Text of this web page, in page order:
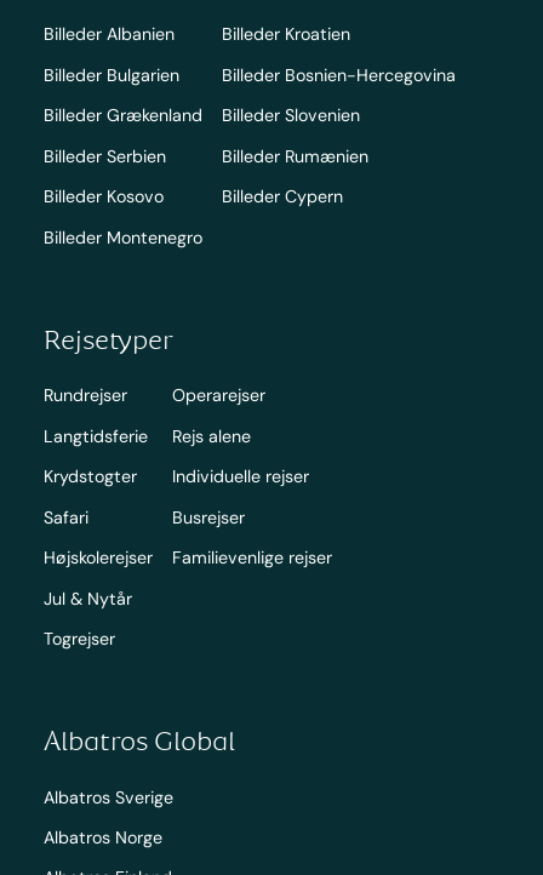
Billeder Albanien
Billeder Bulgarien
Billeder Grækenland
Billeder Serbien
Billeder Kosovo
Billeder Montenegro
Billeder Kroatien
Billeder Bosnien-Hercegovina
Billeder Slovenien
Billeder Rumænien
Billeder Cypern
Rejsetyper
Rundrejser
Langtidsferie
Krydstogter
Safari
Højskolerejser
Jul & Nytår
Togrejser
Operarejser
Rejs alene
Individuelle rejser
Busrejser
Familievenlige rejser
Albatros Global
Albatros Sverige
Albatros Norge